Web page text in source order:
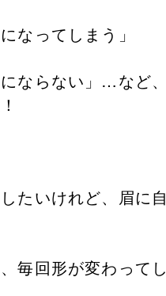
なってしまう」
ならない」…など
たいけれど、眉に
毎回形が変わってし